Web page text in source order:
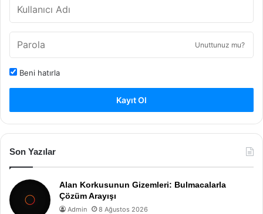
Unuttunuz mu?
Beni hatırla
Kayıt Ol
Son Yazılar
Alan Korkusunun Gizemleri: Bulmacalarla
Çözüm Arayışı
Admin 8 Ağustos 2026